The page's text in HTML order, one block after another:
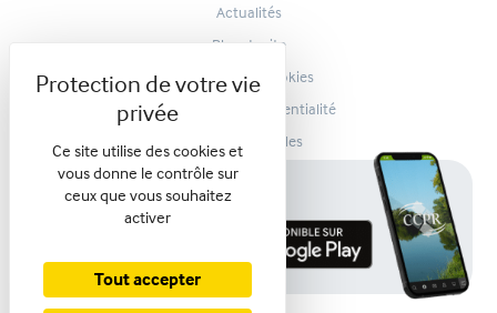
Actualités
Plan de site
Gestion des cookies
Politique de confidentialité
Mentions légales
Télécharger l'application
Ce site utilise des cookies et
vous donne le contrôle sur
ceux que vous souhaitez
activer
Tout accepter